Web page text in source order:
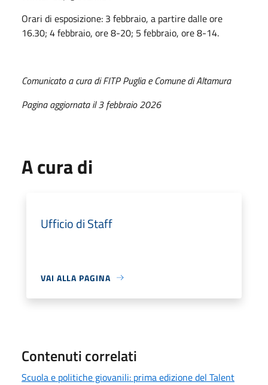
Orari di esposizione: 3 febbraio, a partire dalle ore
16.30; 4 febbraio, ore 8-20; 5 febbraio, ore 8-14.
Comunicato a cura di FITP Puglia e Comune di Altamura
Pagina aggiornata il 3 febbraio 2026
A cura di
Ufficio di Staff
VAI ALLA PAGINA
Contenuti correlati
Scuola e politiche giovanili: prima edizione del Talent